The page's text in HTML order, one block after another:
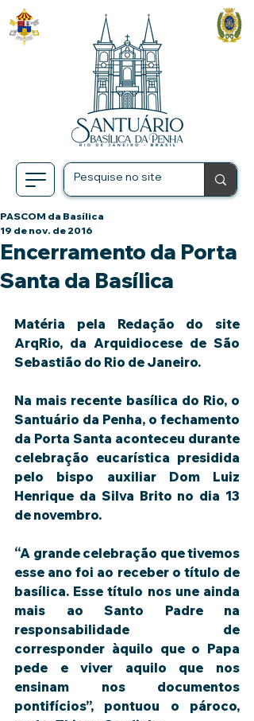
Encerramento da Porta
Santa da Basílica
PASCOM da Basílica
19 de nov. de 2016
Matéria pela Redação do site
ArqRio, da Arquidiocese de São
Sebastião do Rio de Janeiro.
Na mais recente basílica do Rio, o
Santuário da Penha, o fechamento
da Porta Santa aconteceu durante
celebração eucarística presidida
pelo bispo auxiliar Dom Luiz
Henrique da Silva Brito no dia 13
de novembro.
“A grande celebração que tivemos
esse ano foi ao receber o título de
basílica. Esse título nos une ainda
mais ao Santo Padre na
responsabilidade de
corresponder àquilo que o Papa
pede e viver aquilo que nos
ensinam nos documentos
pontifícios”, pontuou o pároco,